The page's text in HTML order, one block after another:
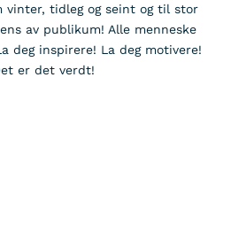
vinter, tidleg og seint og til stor
av publikum! Alle menneske
deg inspirere! La deg motivere!
er det verdt!